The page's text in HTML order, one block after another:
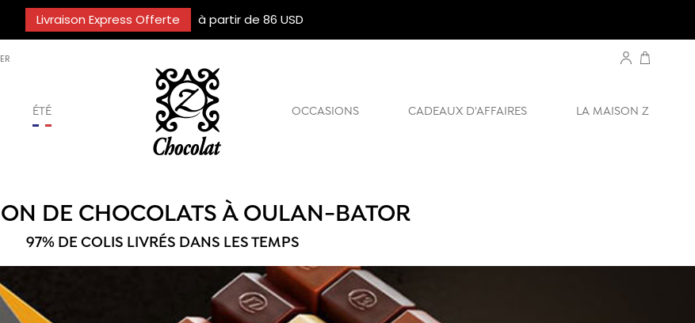
Livraison Express Offerte à partir de 86 USD
ÉTÉ OCCASIONS CADEAUX D'AFFAIRES LA MAISON Z
DE CHOCOLATS À OULAN-BATOR
97% DE COLIS LIVRÉS DANS LES TEMPS